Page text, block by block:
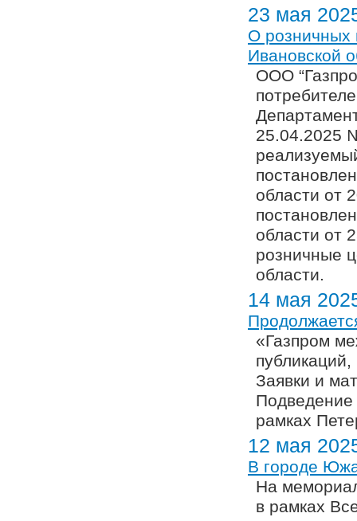
23 мая
О розничных
Ивановской
ООО
25.04.2025
области от
области от
розничные
области.
14 мая
«Газпром
Заявки и
Подведение
рамках
12 мая
В городе
На
в рамках